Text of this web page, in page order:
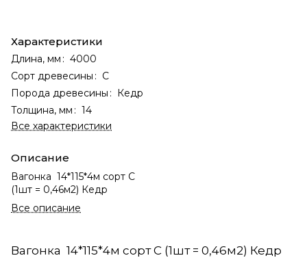
Характеристики
Длина, мм : 4000
Сорт древесины : С
Порода древесины : Кедр
Толщина, мм : 14
Все характеристики
Описание
Вагонка 14*115*4м сорт С
(1шт = 0,46м2) Кедр
Все описание
Вагонка 14*115*4м сорт С (1шт = 0,46м2) Кедр